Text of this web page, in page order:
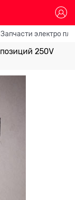
Запчасти электро
250V